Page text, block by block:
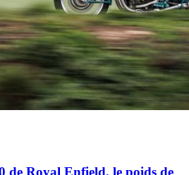
de Royal Enfield, le poids de